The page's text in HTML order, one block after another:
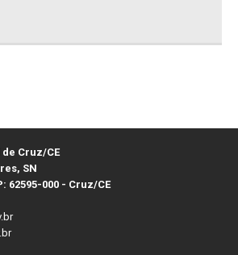
Cruz/CE
SN
62595-000 - Cruz/CE